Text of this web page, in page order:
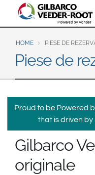
North America
United States
Canada
Latin America
Brazil
Português
English
Mexico
HOME PIESE DE
Piese de
Proud to be Powered
that is driven by
Gilbarco
originale